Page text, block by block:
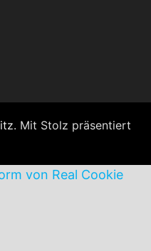
. Mit Stolz präsentiert
von Real Cookie